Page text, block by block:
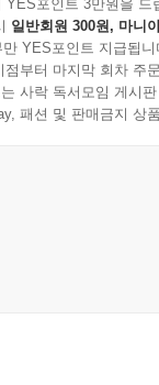
YES포인트 3만원을 드
일반회원 300원, 마니
YES포인트 지급됩니
부터 마지막 회차 주
사락 독서모임 게시
패션 및 판매금지 상